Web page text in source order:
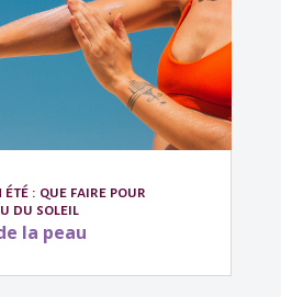
été : que faire pour
du soleil
la peau